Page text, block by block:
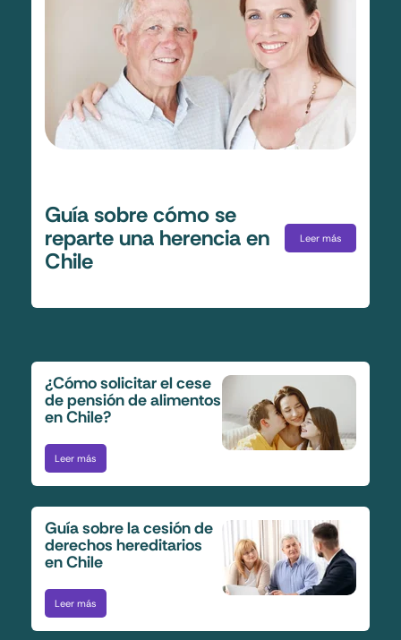
Guía sobre cómo se
reparte una herencia en
Chile
Leer más
¿Cómo solicitar el cese
de pensión de alimentos
en Chile?
Leer más
Guía sobre la cesión de
derechos hereditarios
en Chile
Leer más